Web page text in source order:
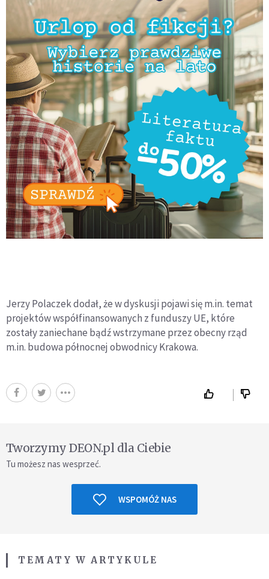
Jerzy Polaczek dodał, że w dyskusji pojawi się m.in. temat
projektów współfinansowanych z funduszy UE, które
zostały zaniechane bądź wstrzymane przez obecny rząd
m.in. budowa północnej obwodnicy Krakowa.
Tworzymy DEON.pl dla Ciebie
Tu możesz nas wesprzeć.
WSPOMÓŻ NAS
TEMATY W ARTYKULE